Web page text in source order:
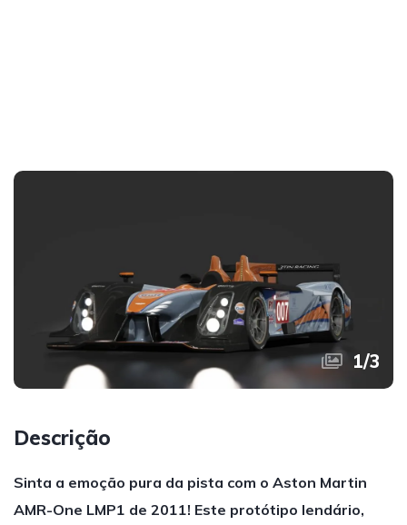
1/3
Descrição
Sinta a emoção pura da pista com o Aston Martin
AMR-One LMP1 de 2011! Este protótipo lendário,